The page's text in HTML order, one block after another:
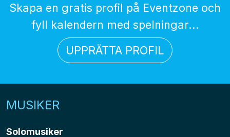
Skapa en gratis profil på Eventzone och
fyll kalendern med spelningar...
UPPRÄTTA PROFIL
MUSIKER
Solomusiker